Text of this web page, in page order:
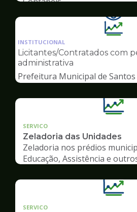
da
INSTITUCIONAL
Licitantes/Contratados com
administrativa
Prefeitura Municipal de Santos
SERVICO
Zeladoria das Unidades
Zeladoria nos prédios
Educação, Assistência e
SERVICO